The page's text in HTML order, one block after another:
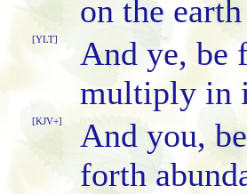
on the
[YLT]
And ye, be
multiply in
[KJV+] And you,
forth